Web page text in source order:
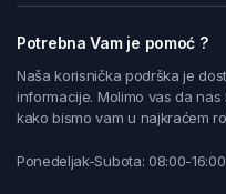
Potrebna Vam je pomoć ?
Naša korisnička podrška je
informacije. Molimo vas da
kako bismo vam u najkraćem
Ponedeljak-Subota: 08:00-16:00